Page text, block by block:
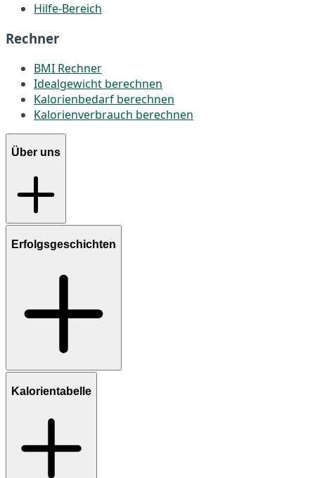
Hilfe-Bereich
Rechner
BMI Rechner
Idealgewicht berechnen
Kalorienbedarf berechnen
Kalorienverbrauch berechnen
Über uns
Erfolgsgeschichten
Kalorientabelle